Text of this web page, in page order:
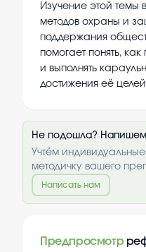
Изучение этой темы
методов охраны и
поддержания
помогает понять,
и выполнять
достижения её
Не подошла? Напишем
Учтём
методичку вашего
Написать нам
Предпросмотр